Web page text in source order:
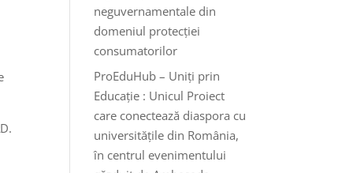
neguvernamentale din
domeniul protecției
consumatorilor
ProEduHub – Uniți prin
Educație : Unicul Proiect
care conectează diaspora cu
universitățile din România,
în centrul evenimentului